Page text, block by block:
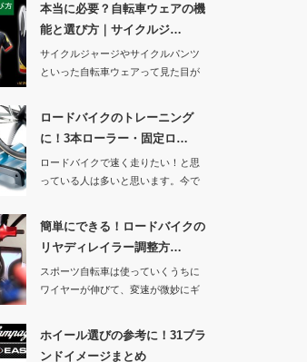
本当に必要？自転車ウェアの機
能と選び方｜サイクルジ…
サイクルジャージやサイクルパンツ
といった自転車ウェアって見た目が
ロードバイクのトレーニング
に！3本ローラー・固定ロ…
ロードバイクで速く走りたい！と思
っている人は多いと思います。今で
簡単にできる！ロードバイクの
リヤディレイラー調整方…
スポーツ自転車は使っていくうちに
ワイヤーが伸びて、変速が微妙にギ
ホイール選びの参考に！31ブラ
ンドイメージまとめ